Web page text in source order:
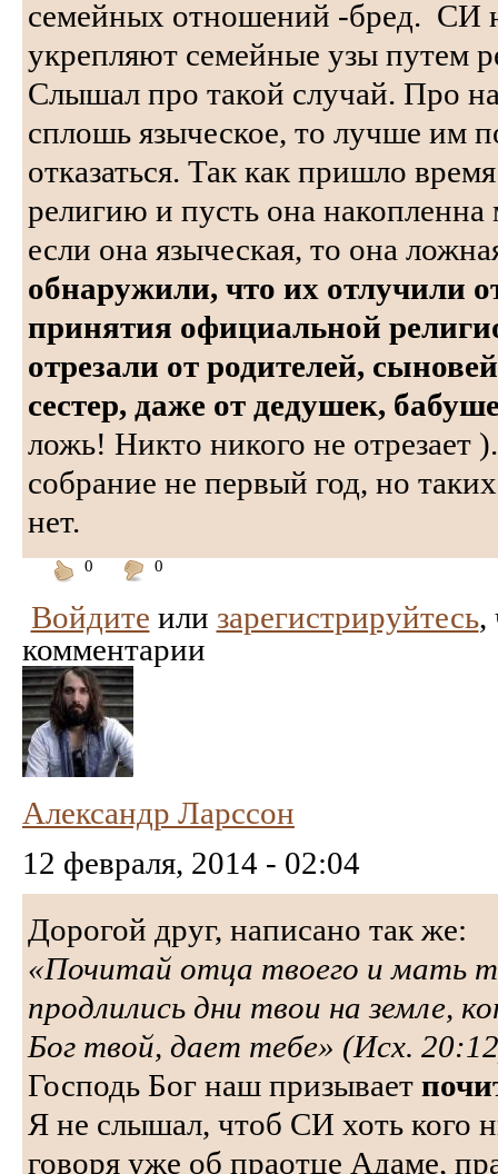
семейных отношений -бред. СИ
укрепляют семейные узы путем
Слышал про такой случай. Про
сплошь языческое, то лучше им
отказаться. Так как пришло
религию и пусть она
если она языческая, то она
обнаружили, что их отлучили
принятия официальной
отрезали от родителей,
сестер, даже от дедушек,
ложь! Никто никого не отрезает
собрание не первый год, но
нет.
0
понравилось
0
Войдите или зарегистрируйтесь,
комментарии
Александр Ларссон
12 февраля, 2014 - 02:04
Дорогой друг, написано так же:
«Почитай отца твоего и мать
продлились дни твои на земле,
Бог твой, дает тебе» (Исх.
Господь Бог наш призывает
Я не слышал, чтоб СИ хоть кого
говоря уже об праотце Адаме,